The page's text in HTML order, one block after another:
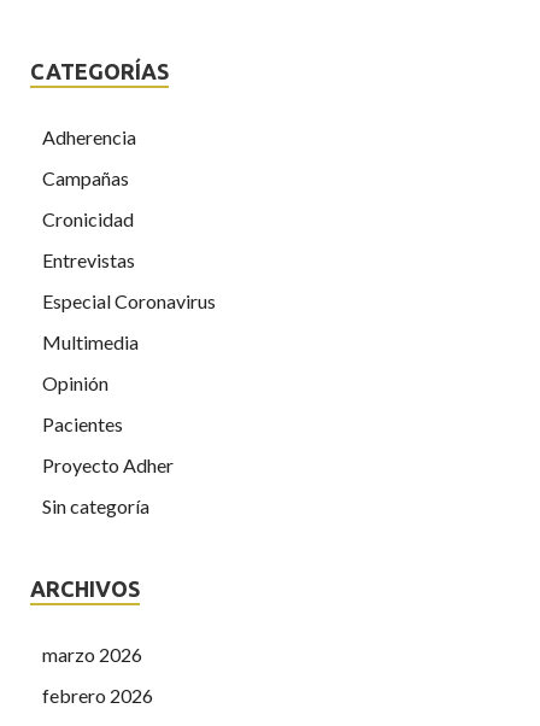
CATEGORÍAS
Adherencia
Campañas
Cronicidad
Entrevistas
Especial Coronavirus
Multimedia
Opinión
Pacientes
Proyecto Adher
Sin categoría
ARCHIVOS
marzo 2026
febrero 2026